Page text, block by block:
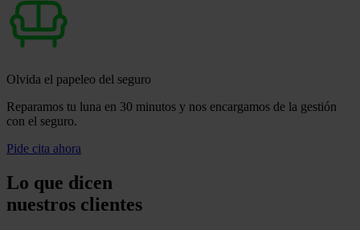
Olvida el papeleo del seguro
Reparamos tu luna en 30 minutos y nos encargamos de la gestión
con el seguro.
Pide cita ahora
Lo que dicen
nuestros clientes